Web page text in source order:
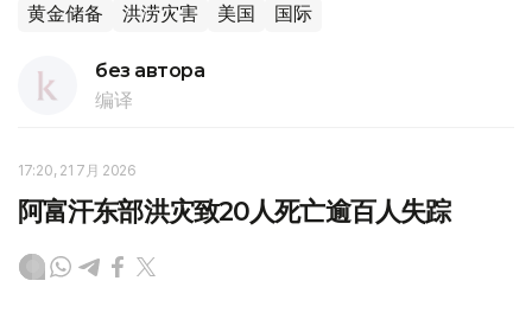
黄金储备 洪涝灾害 美国 国际
без автора
编译
17:20, 21 7月 2026
阿富汗东部洪灾致20人死亡逾百人失踪